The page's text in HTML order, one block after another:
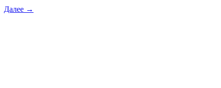
Далее →